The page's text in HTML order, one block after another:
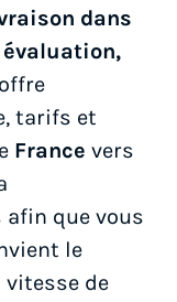
dans
évaluation,
tarifs et
France vers
que vous
le
vitesse de